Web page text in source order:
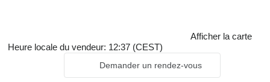
Afficher la carte
Heure locale du vendeur: 12:37 (CEST)
Demander un rendez-vous